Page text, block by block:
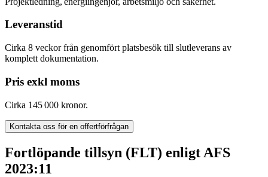
Leveranstid
Cirka 8 veckor från genomfört platsbesök till slutleverans av
komplett dokumentation.
Pris exkl moms
Cirka 145000 kronor.
Kontakta oss för en offertförfrågan
Fortlöpande tillsyn (FLT) enligt AFS
2023:11